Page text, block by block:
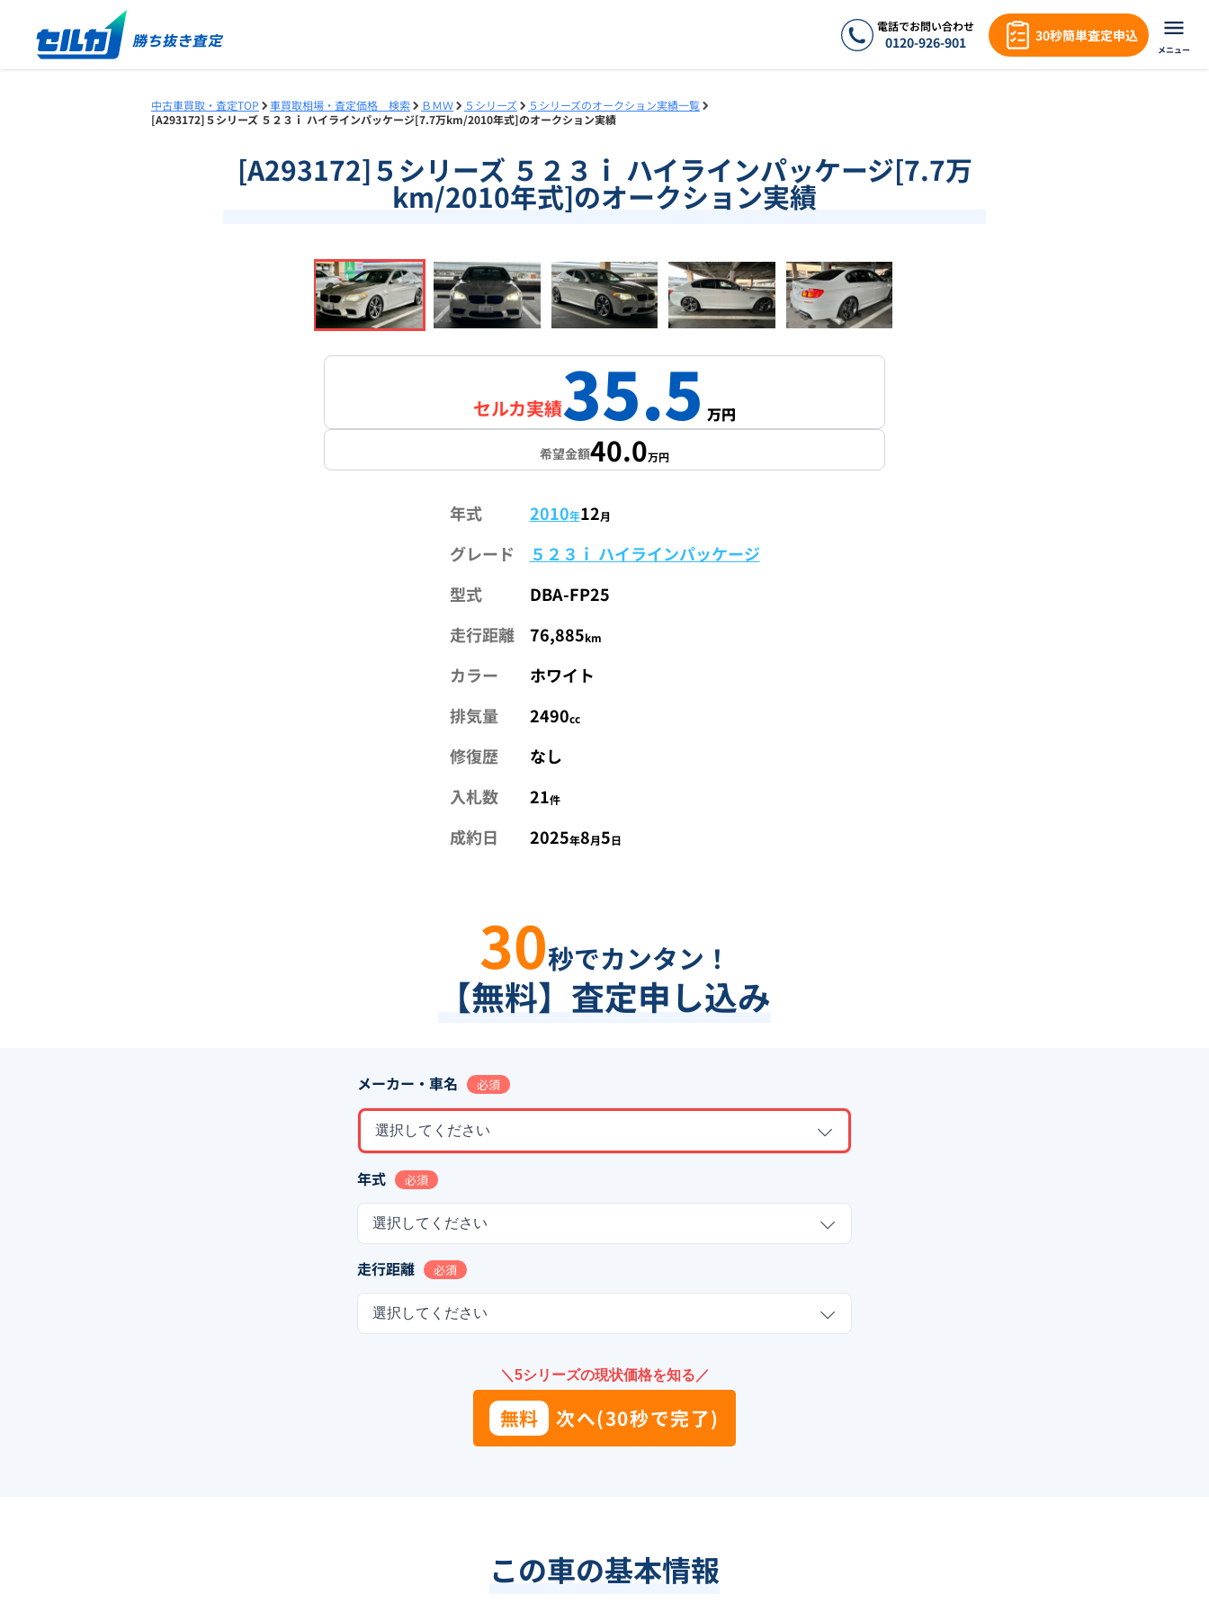
電話でお問い合わせ
0120-926-901 30秒簡単査定申込
メニュー
中古車買取・査定TOP 車買取相場・査定価格 検索 ＢＭＷ ５シリーズ
５シリーズのオークション実績一覧
[A293172]５シリーズ ５２３ｉ ハイラインパッケージ[7.7万km/2010年式]のオークション実績
[A293172]５シリーズ ５２３ｉ ハイラインパッケージ[7.7万
km/2010年式]のオークション実績
1/17
セルカ実績35.5 万円
希望金額40.0万円
年式 2010年12月
グレード
５２３ｉ ハイラインパッケージ
型式
DBA-FP25
走行距離
76,885km
カラー
ホワイト
排気量
2490cc
修復歴
なし
入札数
21件
成約日 2025年8月5日
30秒でカンタン！
【無料】査定申し込み
メーカー・車名 必須
選択してください
年式 必須
選択してください
走行距離 必須
選択してください
＼5シリーズの現状価格を知る／
無料 次へ(30秒で完了)
この車の基本情報